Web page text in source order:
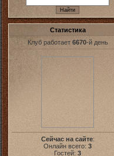
Статистика
Клуб работает 6670-й день
Сейчас на сайте:
Онлайн всего: 3
Гостей: 3